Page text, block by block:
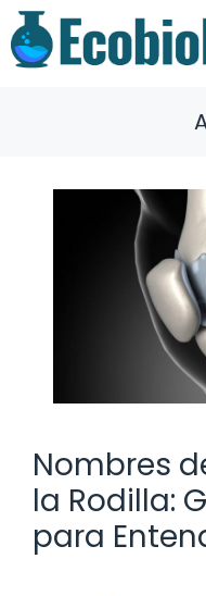
Saltar
al
contenido
Nombres
la Rodilla:
para